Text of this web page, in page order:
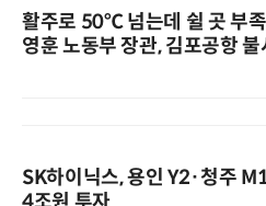
활주로 50℃ 넘는데 쉴 곳 부
영훈 노동부 장관, 김포공항 불
SK하이닉스, 용인 Y2·청주